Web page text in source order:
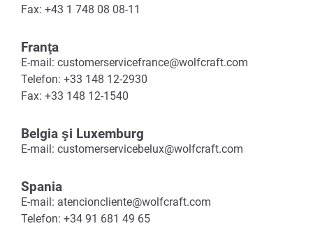
Fax: +43 1 748 08 08-11
Franţa
E-mail: customerservicefrance@wolfcraft.com
Telefon: +33 148 12-2930
Fax: +33 148 12-1540
Belgia şi Luxemburg
E-mail: customerservicebelux@wolfcraft.com
Spania
E-mail: atencioncliente@wolfcraft.com
Telefon: +34 91 681 49 65